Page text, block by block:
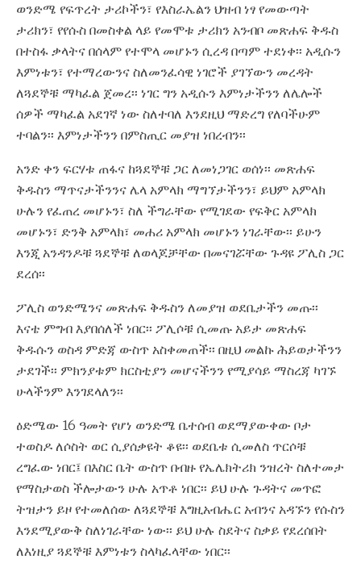
ወንድሜ የፍጥረት ታሪኮችን፣ የእስራኤልን ህዝብ ነፃ የመውጣት
ታሪክን፣ የየሱስ በመስቀል ላይ የመሞቱ ታሪክን አንብቦ መጽሐፍ ቅዱስ
በተስፋ ቃላትና በሰላም የተሞላ መሆኑን ሲረዳ በጣም ተደነቀ፡፡ አዲሱን
እምነቱን፣ የተማረውንና ስለመንፈሳዊ ነገሮች ያገኘውን መረዳት
ለጓደኞቹ ማካፈል ጀመረ፡፡ ነገር ግን አዲሱን እምነታችንን ለሌሎች
ሰዎች ማካፈል አደገኛ ነው ስለተባለ እንደዚህ ማድረግ የለባችሁም
ተባልን፡፡ እምነታችንን በምስጢር መያዝ ነበረብን፡፡
አንድ ቀን ፍርሃቱ ጠፋና ከጓደኞቹ ጋር ለመነጋገር ወሰነ፡፡ መጽሐፍ
ቅዱስን ማጥናታችንንና ሌላ አምላክ ማግኘታችንን፣ ይህም አምላክ
ሁሉን የፈጠረ መሆኑን፣ ስለ ችግራቸው የሚገደው የፍቅር አምላክ
መሆኑን፣ ድንቅ አምላክ፣ መሐሪ አምላክ መሆኑን ነገራቸው፡፡ ይሁን
እንጂ አንዳንዶቹ ጓደኞቹ ለወላጆቻቸው በመናገሯቸው ጉዳዩ ፖሊስ ጋር
ደረሰ፡፡
ፖሊስ ወንድሜንና መጽሐፍ ቅዱስን ለመያዝ ወደቤታችን መጡ፡፡
እናቴ ምግብ እያበሰለች ነበር፡፡ ፖሊሶቹ ሲመጡ አይታ መጽሐፍ
ቅዱሱን ወስዳ ምድጃ ውስጥ አስቀመጠች፡፡ በዚህ መልኩ ሕይወታችንን
ታደገች፡፡ ምክንያቱም ክርስቲያን መሆናችንን የሚያሳይ ማስረጃ ካገኙ
ሁላችንም እንገደላለን፡፡
ዕድሜው 16 ዓመት የሆነ ወንድሜ ቤተሰብ ወደማያውቀው ቦታ
ተወስዶ ለሶስት ወር ሲያሰቃዩት ቆዩ፡፡ ወደቤቱ ሲመለስ ጥርሶቹ
ረግፈው ነበር፤ በእስር ቤት ውስጥ በብዙ የኤሌክትሪክ ንዝረት ስለተመታ
የማስታወስ ችሎታውን ሁሉ አጥቶ ነበር፡፡ ይህ ሁሉ ጉዳትና መጥፎ
ትዝታን ይዞ የተመለሰው ለጓደኞቹ እግዚአብሔር አብንና አዳኙን የሱስን
እንደሚያውቅ ስለነገራቸው ነው፡፡ ይህ ሁሉ ስደትና ስቃይ የደረሰበት
ለእነዚያ ጓደኞቹ እምነቱን ስላካፈላቸው ነበር፡፡